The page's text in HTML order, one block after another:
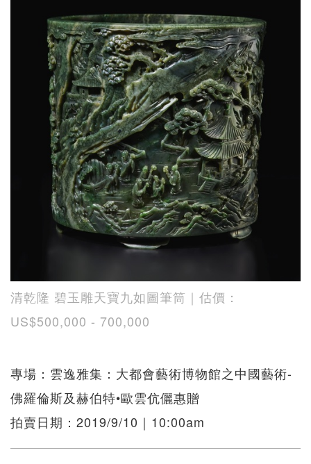
清乾隆 碧玉雕天寶九如圖筆筒｜估價：
US$500,000 - 700,000
專場：雲逸雅集：大都會藝術博物館之中國藝術-
佛羅倫斯及赫伯特•歐雲伉儷惠贈
拍賣日期：2019/9/10｜10:00am